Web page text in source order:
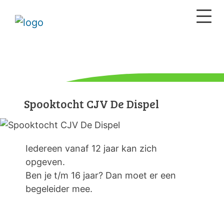
Spooktocht CJV De Dispel
Iedereen vanaf 12 jaar kan zich
opgeven.
Ben je t/m 16 jaar? Dan moet er een
begeleider mee.